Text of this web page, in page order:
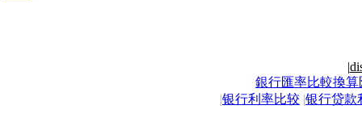
|
銀行匯率比較換算
|银行利率比较 |银行贷款